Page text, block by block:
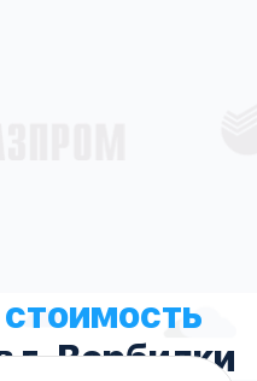
стоимость
г. Вербилки